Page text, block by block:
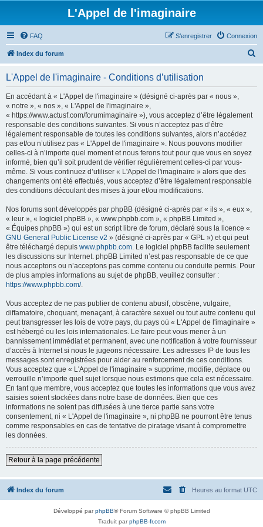
L'Appel de l'imaginaire
FAQ Connexion
S’enregistrer
Index du forum
L'Appel de l'imaginaire - Conditions d’utilisation
En accédant à « L'Appel de l'imaginaire » (désigné ci-après par « nous »,
« notre », « nos », « L'Appel de l'imaginaire »,
« https://www.actusf.com/forumimaginaire »), vous acceptez d’être légalement
responsable des conditions suivantes. Si vous n’acceptez pas d’être
légalement responsable de toutes les conditions suivantes, alors n’accédez
pas et/ou n’utilisez pas « L'Appel de l'imaginaire ». Nous pouvons modifier
celles-ci à n’importe quel moment et nous ferons tout pour que vous en soyez
informé, bien qu’il soit prudent de vérifier régulièrement celles-ci par vous-
même. Si vous continuez d’utiliser « L'Appel de l'imaginaire » alors que des
changements ont été effectués, vous acceptez d’être légalement responsable
des conditions découlant des mises à jour et/ou modifications.
Nos forums sont développés par phpBB (désigné ci-après par « ils », « eux »,
« leur », « logiciel phpBB », « www.phpbb.com », « phpBB Limited »,
« Équipes phpBB ») qui est un script libre de forum, déclaré sous la licence «
GNU General Public License v2 » (désigné ci-après par « GPL ») et qui peut
être téléchargé depuis www.phpbb.com. Le logiciel phpBB facilite seulement
les discussions sur Internet. phpBB Limited n’est pas responsable de ce que
nous acceptons ou n’acceptons pas comme contenu ou conduite permis. Pour
de plus amples informations au sujet de phpBB, veuillez consulter :
https://www.phpbb.com/.
Vous acceptez de ne pas publier de contenu abusif, obscène, vulgaire,
diffamatoire, choquant, menaçant, à caractère sexuel ou tout autre contenu qui
peut transgresser les lois de votre pays, du pays où « L'Appel de l'imaginaire »
est hébergé ou les lois internationales. Le faire peut vous mener à un
bannissement immédiat et permanent, avec une notification à votre fournisseur
d’accès à Internet si nous le jugeons nécessaire. Les adresses IP de tous les
messages sont enregistrées pour aider au renforcement de ces conditions.
Vous acceptez que « L'Appel de l'imaginaire » supprime, modifie, déplace ou
verrouille n’importe quel sujet lorsque nous estimons que cela est nécessaire.
En tant que membre, vous acceptez que toutes les informations que vous avez
saisies soient stockées dans notre base de données. Bien que ces
informations ne soient pas diffusées à une tierce partie sans votre
consentement, ni « L'Appel de l'imaginaire », ni phpBB ne pourront être tenus
comme responsables en cas de tentative de piratage visant à compromettre
les données.
Retour à la page précédente
Index du forum Heures au format UTC
Développé parphpBB® Forum Software © phpBB Limited
Traduit parphpBB-fr.com